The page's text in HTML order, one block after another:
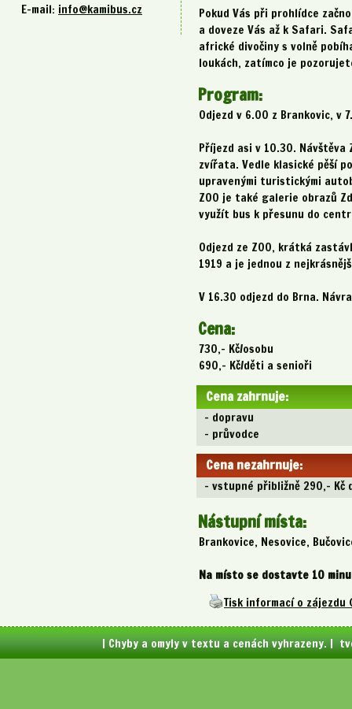
E-mail: info@kamibus.cz
Pokud Vás při prohlídce
a doveze Vás až k Safari.
africké divočiny s volně
loukách, zatímco je
Program:
Odjezd v 6.00 z Brankovic, v
Příjezd asi v 10.30.
zvířata. Vedle klasické pěší
upravenými turistickými
ZOO je také galerie obrazů
využít bus k přesunu do
Odjezd ze ZOO, krátká
1919 a je jednou z
V 16.30 odjezd do Brna.
Cena:
730,- Kč/osobu
690,- Kč/děti a senioři
Cena zahrnuje:
- dopravu
- průvodce
Cena nezahrnuje:
- vstupné přibližně 290,- Kč
Nástupní místa:
Brankovice, Nesovice,
Na místo se dostavte 10
Tisk informací o
| Chyby a omyly v textu a cenách vyhrazeny. |